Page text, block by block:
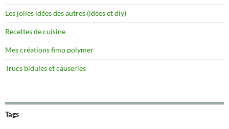
Les jolies idées des autres (idées et diy)
Recettes de cuisine
Mes créations fimo polymer
Trucs bidules et causeries
Tags